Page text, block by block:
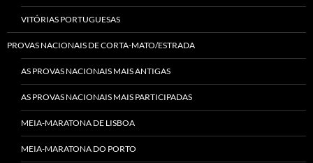
VITÓRIAS PORTUGUESAS
PROVAS NACIONAIS DE CORTA-MATO/ESTRADA
AS PROVAS NACIONAIS MAIS ANTIGAS
AS PROVAS NACIONAIS MAIS PARTICIPADAS
MEIA-MARATONA DE LISBOA
MEIA-MARATONA DO PORTO